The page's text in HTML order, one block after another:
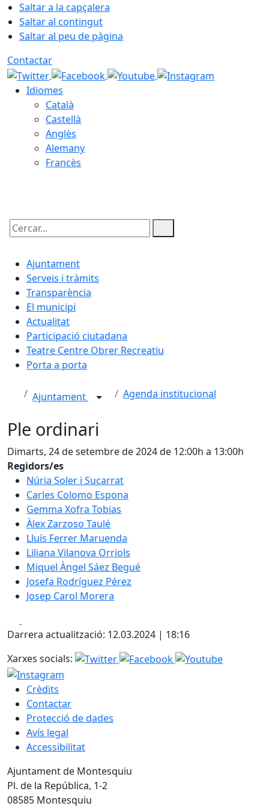
Saltar a la capçalera
Saltar al contingut
Saltar al peu de pàgina
Contactar
Idiomes
Català
Castellà
Anglès
Alemany
Francès
Cercar:
Ajuntament
Serveis i tràmits
Transparència
El municipi
Actualitat
Participació ciutadana
Teatre Centre Obrer Recreatiu
Porta a porta
Ajuntament Agenda institucional
Ple ordinari
Dimarts, 24 de setembre de 2024 de 12:00h a 13:00h
Regidors/es
Núria Soler i Sucarrat
Carles Colomo Espona
Gemma Xofra Tobias
Àlex Zarzoso Taulé
Lluís Ferrer Maruenda
Liliana Vilanova Orriols
Miquel Àngel Sáez Begué
Josefa Rodríguez Pérez
Josep Carol Morera
Darrera actualització: 12.03.2024 | 18:16
Xarxes socials:
Crèdits
Contactar
Protecció de dades
Avís legal
Accessibilitat
Ajuntament de Montesquiu
Pl. de la República, 1-2
08585 Montesquiu